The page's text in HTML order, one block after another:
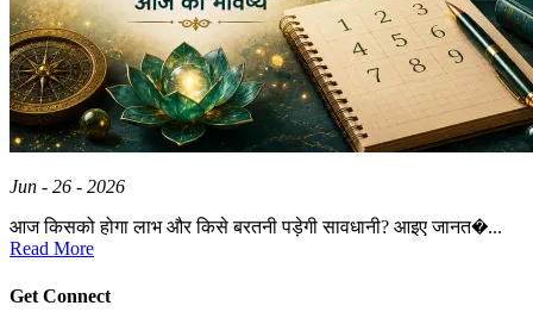
Jun - 26 - 2026
आज किसको होगा लाभ और किसे बरतनी पड़ेगी सावधानी? आइए जानत�...
Read More
Get Connect